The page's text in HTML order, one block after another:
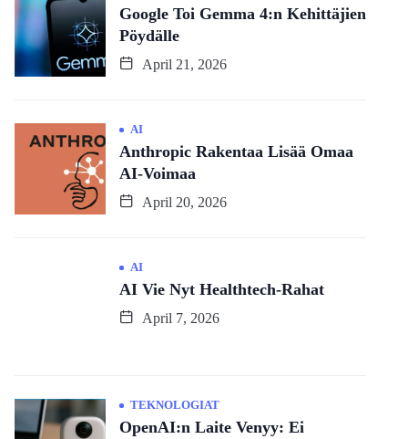
Google Toi Gemma 4:n Kehittäjien
Pöydälle
April 21, 2026
AI
Anthropic Rakentaa Lisää Omaa
AI-Voimaa
April 20, 2026
AI
AI Vie Nyt Healthtech-Rahat
April 7, 2026
TEKNOLOGIAT
OpenAI:n Laite Venyy: Ei